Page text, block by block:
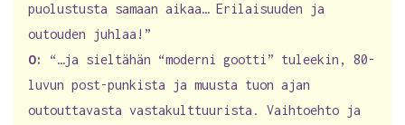
puolustusta samaan aikaa… Erilaisuuden ja
outouden juhlaa!”
O: “…ja sieltähän “moderni gootti” tuleekin, 80-
luvun post-punkista ja muusta tuon ajan
outouttavasta vastakulttuurista. Vaihtoehto ja